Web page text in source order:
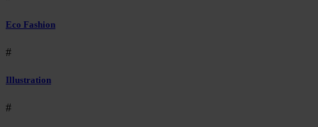
Eco Fashion
#
Illustration
#